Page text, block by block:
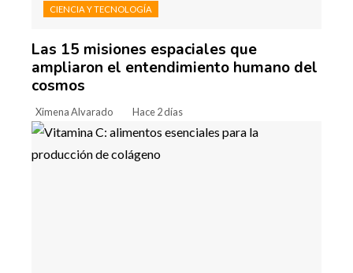
CIENCIA Y TECNOLOGÍA
Las 15 misiones espaciales que
ampliaron el entendimiento humano del
cosmos
Ximena Alvarado Hace 2 días